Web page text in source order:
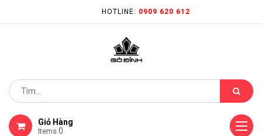
HOTLINE: 0909 620 612
Giỏ Hàng
Items 0